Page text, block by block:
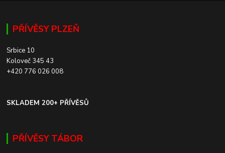
PŘÍVĚSY PLZEŇ
Srbice 10
Koloveč 345 43
+420 776 026 008
SKLADEM 200+ PŘÍVĚSŮ
PŘÍVĚSY TÁBOR